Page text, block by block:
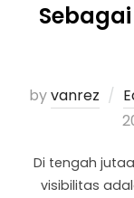
byvanrez
Di tengah
visibilitas